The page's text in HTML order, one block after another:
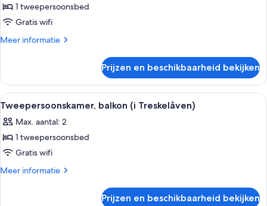
Tweepersoonskamer
(i
Treskelåven)
1 tweepersoonsbed
Gratis wifi
Meer informatie
Meer
(i
Treskelåven)
Prijzen en beschikbaarheid bekijken
Alle
foto's
voor
Tweepersoonskamer,
balkon
(i
Een gezellig slaapkamer onder de
1
Tweepersoonskamer, balkon (i Treskelåven)
Max. aantal: 2
1 tweepersoonsbed
Gratis wifi
Meer informatie
Meer
Prijzen en beschikbaarheid bekijken